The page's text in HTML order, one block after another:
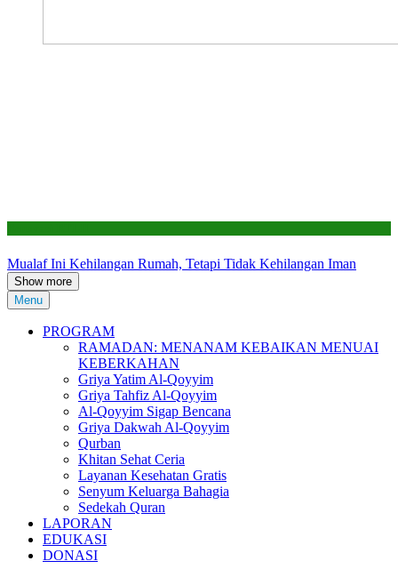
Mualaf Ini Kehilangan Rumah, Tetapi Tidak Kehilangan Iman
Show more
Menu
PROGRAM
RAMADAN: MENANAM KEBAIKAN MENUAI
KEBERKAHAN
Griya Yatim Al-Qoyyim
Griya Tahfiz Al-Qoyyim
Al-Qoyyim Sigap Bencana
Griya Dakwah Al-Qoyyim
Qurban
Khitan Sehat Ceria
Layanan Kesehatan Gratis
Senyum Keluarga Bahagia
Sedekah Quran
LAPORAN
EDUKASI
DONASI